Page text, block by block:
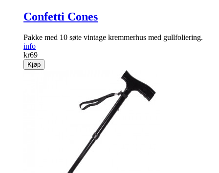
Confetti Cones
Pakke med 10 søte vintage kremmerhus med gullfoliering.
info
kr69
Kjøp